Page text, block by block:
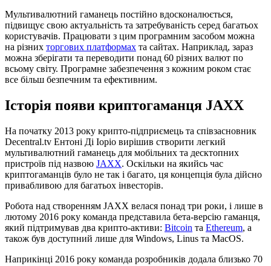
Мультивалютний гаманець постійно вдосконалюється,
підвищує свою актуальність та затребуваність серед багатьох
користувачів. Працювати з цим програмним засобом можна
на різних торгових платформах та сайтах. Наприклад, зараз
можна зберігати та переводити понад 60 різних валют по
всьому світу. Програмне забезпечення з кожним роком стає
все більш безпечним та ефективним.
Історія появи криптогаманця JAXX
На початку 2013 року крипто-підприємець та співзасновник
Decentral.tv Ентоні Ді Іоріо вирішив створити легкий
мультивалютний гаманець для мобільних та десктопних
пристроїв під назвою JAXX. Оскільки на якийсь час
криптогаманців було не так і багато, ця концепція була дійсно
привабливою для багатьох інвесторів.
Робота над створенням JAXX велася понад три роки, і лише в
лютому 2016 року команда представила бета-версію гаманця,
який підтримував два крипто-активи: Bitcoin та Ethereum, а
також був доступний лише для Windows, Linus та MacOS.
Наприкінці 2016 року команда розробників додала близько 70